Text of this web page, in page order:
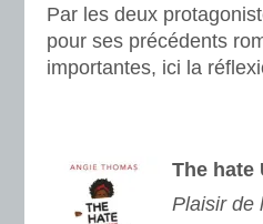
Par les deux
pour ses précédents
importantes, ici la
The hate
Plaisir de